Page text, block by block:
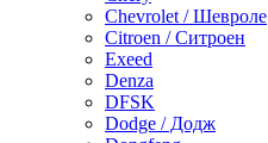
Chevrolet / Шевроле
Citroen / Ситроен
Exeed
Denza
DFSK
Dodge / Додж